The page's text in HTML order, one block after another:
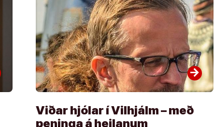
arrow_forward
Viðar hjólar í Vilhjálm – með
peninga á heilanum